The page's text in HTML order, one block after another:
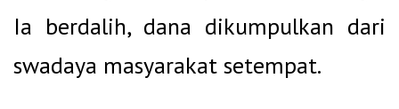
Ia berdalih, dana dikumpulkan dari
swadaya masyarakat setempat.